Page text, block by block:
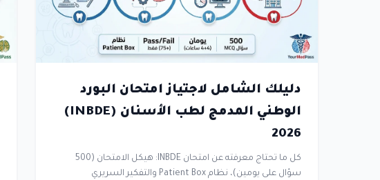
دليلك الشامل لاجتياز امتحان البورد
الوطني المدمج لطب الأسنان (INBDE)
2026
كل ما تحتاج معرفته عن امتحان INBDE: هيكل الامتحان (500
سؤال على يومين)، نظام Patient Box والتفكير السريري